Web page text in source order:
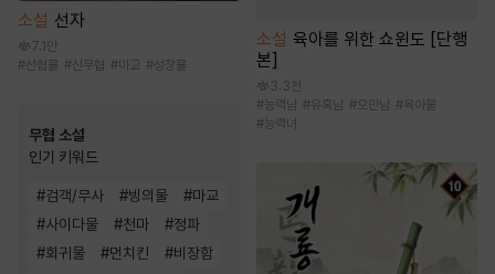
소설 선자
7.1만
#선협물 #신무협 #마교 #성장물
무협 소설
인기 키워드
#검객/무사 #빙의물 #마교
#사이다물 #천마 #정파
#회귀물 #먼치킨 #비장함
소설 육아를 위한 쇼윈도 [단행
본]
3.3천
#능력남 #유혹남 #오만남 #육아물
#능력녀